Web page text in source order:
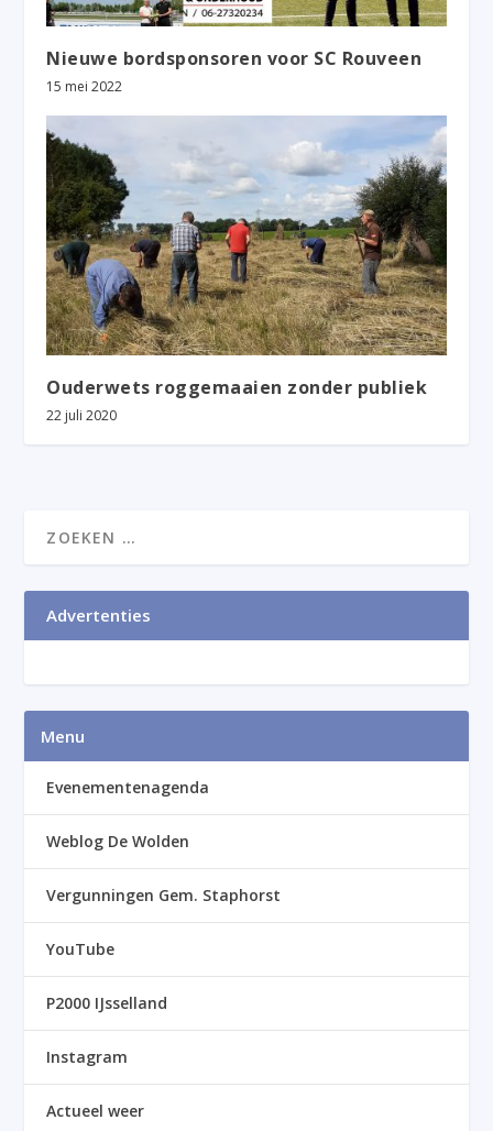
Nieuwe bordsponsoren voor SC Rouveen
15 mei 2022
Ouderwets roggemaaien zonder publiek
22 juli 2020
Advertenties
Menu
Evenementenagenda
Weblog De Wolden
Vergunningen Gem. Staphorst
YouTube
P2000 IJsselland
Instagram
Actueel weer